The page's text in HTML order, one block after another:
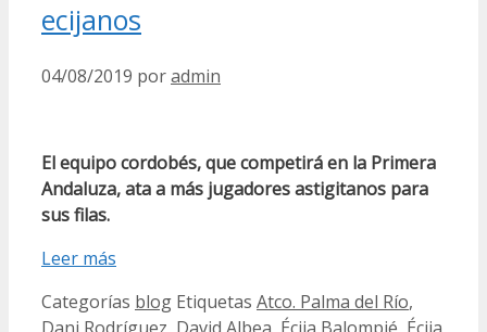
ecijanos
04/08/2019 poradmin
El equipo cordobés, que competirá en la Primera
Andaluza, ata a más jugadores astigitanos para
sus filas.
Leer más
Categorías blog Etiquetas Atco. Palma del Río,